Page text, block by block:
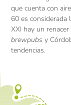
que cuenta con
60 es considerada
XXI hay un
brewpubs y
tendencias.